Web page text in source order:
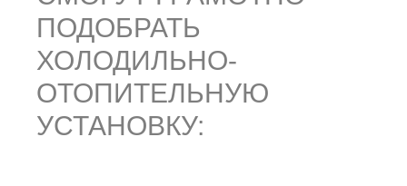
ПОДОБРАТЬ
ХОЛОДИЛЬНО-
ОТОПИТЕЛЬНУЮ
УСТАНОВКУ: